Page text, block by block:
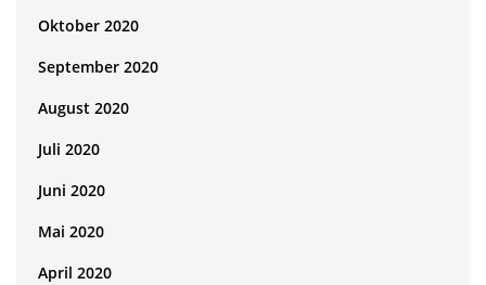
Oktober 2020
September 2020
August 2020
Juli 2020
Juni 2020
Mai 2020
April 2020